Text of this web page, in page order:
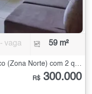
- vaga 59 m²
R$ 300.000